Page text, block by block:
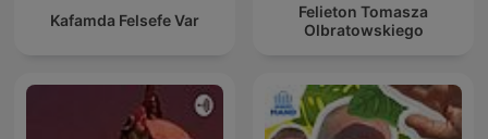
Felieton Tomasza
Olbratowskiego
Kafamda Felsefe Var